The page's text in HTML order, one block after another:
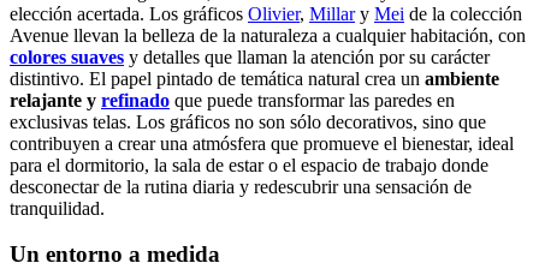
elección acertada. Los gráficos Olivier, Millary Mei de la colección
Avenue llevan la belleza de la naturaleza a cualquier habitación, con
colores suaves y detalles que llaman la atención por su carácter
distintivo. El papel pintado de temática natural crea un ambiente
relajante y refinado que puede transformar las paredes en
exclusivas telas. Los gráficos no son sólo decorativos, sino que
contribuyen a crear una atmósfera que promueve el bienestar, ideal
para el dormitorio, la sala de estar o el espacio de trabajo donde
desconectar de la rutina diaria y redescubrir una sensación de
tranquilidad.
Un entorno a medida